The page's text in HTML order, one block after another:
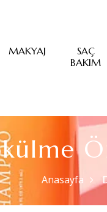
MAKYAJ
SAÇ
BAKIM
Anasayfa